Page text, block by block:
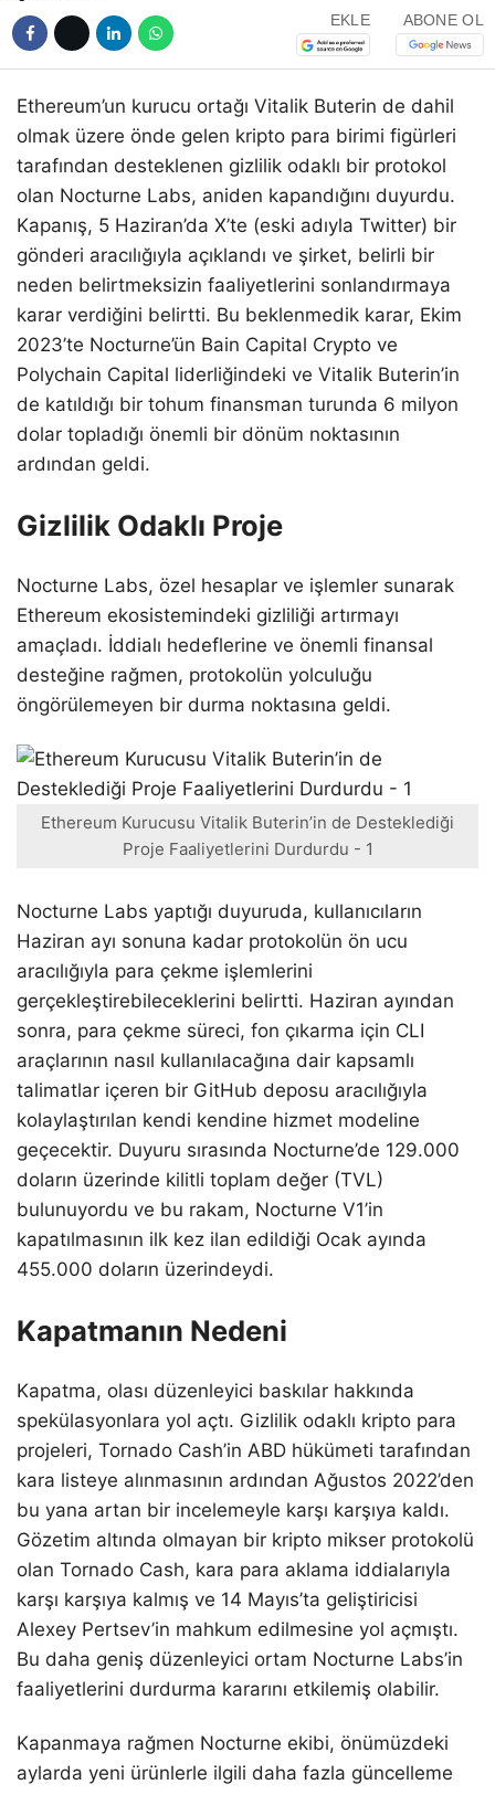
EKLE ABONE OL
Ethereum’un kurucu ortağı Vitalik Buterin de dahil
olmak üzere önde gelen kripto para birimi figürleri
tarafından desteklenen gizlilik odaklı bir protokol
olan Nocturne Labs, aniden kapandığını duyurdu.
Kapanış, 5 Haziran’da X’te (eski adıyla Twitter) bir
gönderi aracılığıyla açıklandı ve şirket, belirli bir
neden belirtmeksizin faaliyetlerini sonlandırmaya
karar verdiğini belirtti. Bu beklenmedik karar, Ekim
2023’te Nocturne’ün Bain Capital Crypto ve
Polychain Capital liderliğindeki ve Vitalik Buterin’in
de katıldığı bir tohum finansman turunda 6 milyon
dolar topladığı önemli bir dönüm noktasının
ardından geldi.
Gizlilik Odaklı Proje
Nocturne Labs, özel hesaplar ve işlemler sunarak
Ethereum ekosistemindeki gizliliği artırmayı
amaçladı. İddialı hedeflerine ve önemli finansal
desteğine rağmen, protokolün yolculuğu
öngörülemeyen bir durma noktasına geldi.
Ethereum Kurucusu Vitalik Buterin’in de Desteklediği
Proje Faaliyetlerini Durdurdu - 1
Nocturne Labs yaptığı duyuruda, kullanıcıların
Haziran ayı sonuna kadar protokolün ön ucu
aracılığıyla para çekme işlemlerini
gerçekleştirebileceklerini belirtti. Haziran ayından
sonra, para çekme süreci, fon çıkarma için CLI
araçlarının nasıl kullanılacağına dair kapsamlı
talimatlar içeren bir GitHub deposu aracılığıyla
kolaylaştırılan kendi kendine hizmet modeline
geçecektir. Duyuru sırasında Nocturne’de 129.000
doların üzerinde kilitli toplam değer (TVL)
bulunuyordu ve bu rakam, Nocturne V1’in
kapatılmasının ilk kez ilan edildiği Ocak ayında
455.000 doların üzerindeydi.
Kapatmanın Nedeni
Kapatma, olası düzenleyici baskılar hakkında
spekülasyonlara yol açtı. Gizlilik odaklı kripto para
projeleri, Tornado Cash’in ABD hükümeti tarafından
kara listeye alınmasının ardından Ağustos 2022’den
bu yana artan bir incelemeyle karşı karşıya kaldı.
Gözetim altında olmayan bir kripto mikser protokolü
olan Tornado Cash, kara para aklama iddialarıyla
karşı karşıya kalmış ve 14 Mayıs’ta geliştiricisi
Alexey Pertsev’in mahkum edilmesine yol açmıştı.
Bu daha geniş düzenleyici ortam Nocturne Labs’in
faaliyetlerini durdurma kararını etkilemiş olabilir.
Kapanmaya rağmen Nocturne ekibi, önümüzdeki
aylarda yeni ürünlerle ilgili daha fazla güncelleme